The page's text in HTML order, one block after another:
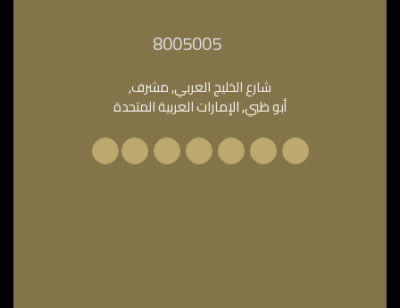
شارع الخليج العربي, مشرف,
أبو ظبي, الإمارات العربية المتحدة